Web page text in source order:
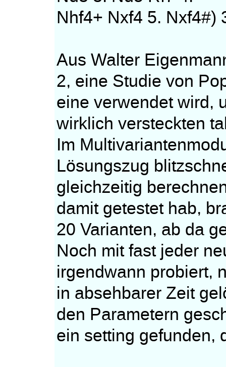
Nhf4+ Nxf4 5. Nxf4#)
Aus Walter
2, eine Studie von
eine verwendet wird,
wirklich versteckten
Im
Lösungszug
gleichzeitig
damit getestet hab,
20 Varianten, ab da
Noch mit fast jeder
irgendwann probiert,
in absehbarer Zeit
den Parametern
ein setting gefunden,